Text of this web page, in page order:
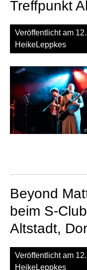
Treffpunkt
Veröffentlicht am
HeikeLeppkes
Beyond
beim S-
Altstadt,
Veröffentlicht am
HeikeLeppkes